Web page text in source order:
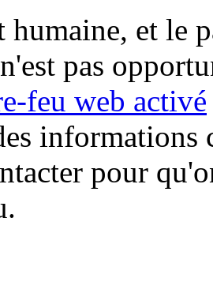
humaine, et le
pas
feu web activé
informations
pour